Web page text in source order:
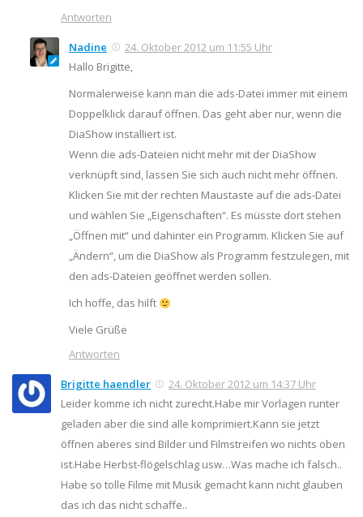
Antworten
Nadine
24. Oktober 2012 um 11:55 Uhr
Hallo Brigitte,
Normalerweise kann man die ads-Datei immer mit einem
Doppelklick darauf öffnen. Das geht aber nur, wenn die
DiaShow installiert ist.
Wenn die ads-Dateien nicht mehr mit der DiaShow
verknüpft sind, lassen Sie sich auch nicht mehr öffnen.
Klicken Sie mit der rechten Maustaste auf die ads-Datei
und wählen Sie „Eigenschaften“. Es müsste dort stehen
„Öffnen mit“ und dahinter ein Programm. Klicken Sie auf
„Ändern“, um die DiaShow als Programm festzulegen, mit
den ads-Dateien geöffnet werden sollen.
Ich hoffe, das hilft
Viele Grüße
Antworten
Brigitte haendler
24. Oktober 2012 um 14:37 Uhr
Leider komme ich nicht zurecht.Habe mir Vorlagen runter
geladen aber die sind alle komprimiert.Kann sie jetzt
öffnen aberes sind Bilder und Filmstreifen wo nichts oben
ist.Habe Herbst-flögelschlag usw…Was mache ich falsch..
Habe so tolle Filme mit Musik gemacht kann nicht glauben
das ich das nicht schaffe..